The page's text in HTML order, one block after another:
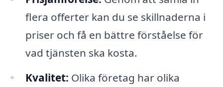
flera offerter kan du se skillnaderna i
priser och få en bättre förståelse för
vad tjänsten ska kosta.
Kvalitet: Olika företag har olika